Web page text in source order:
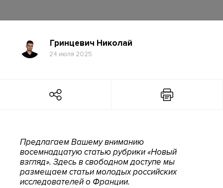
Гринцевич Николай
24 июля 2025
Предлагаем Вашему вниманию
восемнадцатую статью рубрики «Новый
взгляд». Здесь в свободном доступе мы
размещаем статьи молодых российских
исследователей о Франции.